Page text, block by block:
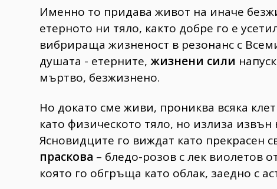
Именно то придава живот на иначе
етерното ни тяло, както добре го е
вибрираща жизненост в резонанс с
душата - етерните, жизнени сили
мъртво, безжизнено.
Но докато сме живи, прониква всяка
като физическото тяло, но излиза извън
Ясновидците го виждат като прекрасен
праскова – бледо-розов с лек виолетов
която го обгръща като облак, заедно с